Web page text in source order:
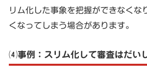
リム化した事象を把握ができなくな
くなってしまう場合があります。
⑷事例：スリム化して審査はだい